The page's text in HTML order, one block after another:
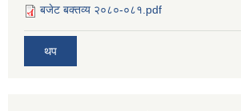
बजेट बक्तव्य २०८०-०८१.pdf
थप